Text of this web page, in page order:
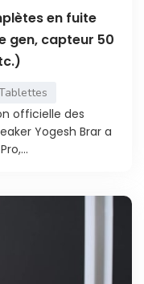
en fuite
gen, capteur 50
officielle des
Yogesh Brar a